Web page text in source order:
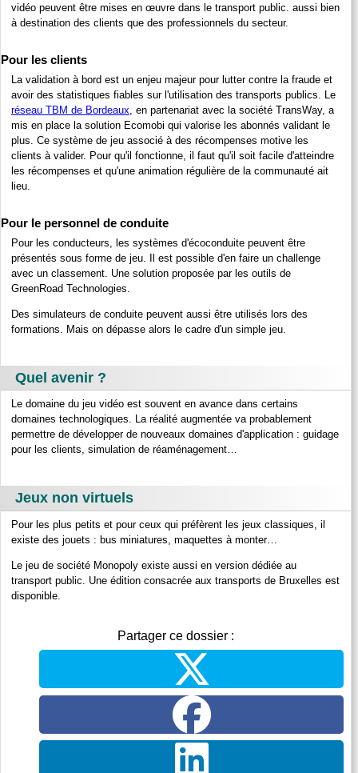
vidéo peuvent être mises en œuvre dans le transport public. aussi bien
à destination des clients que des professionnels du secteur.
Pour les clients
La validation à bord est un enjeu majeur pour lutter contre la fraude et
avoir des statistiques fiables sur l'utilisation des transports publics. Le
réseau TBM de Bordeaux , en partenariat avec la société TransWay, a
mis en place la solution Ecomobi qui valorise les abonnés validant le
plus. Ce système de jeu associé à des récompenses motive les
clients à valider. Pour qu'il fonctionne, il faut qu'il soit facile d'atteindre
les récompenses et qu'une animation régulière de la communauté ait
lieu.
Pour le personnel de conduite
Pour les conducteurs, les systèmes d'écoconduite peuvent être
présentés sous forme de jeu. Il est possible d'en faire un challenge
avec un classement. Une solution proposée par les outils de
GreenRoad Technologies.
Des simulateurs de conduite peuvent aussi être utilisés lors des
formations. Mais on dépasse alors le cadre d'un simple jeu.
Quel avenir ?
Le domaine du jeu vidéo est souvent en avance dans certains
domaines technologiques. La réalité augmentée va probablement
permettre de développer de nouveaux domaines d'application : guidage
pour les clients, simulation de réaménagement…
Jeux non virtuels
Pour les plus petits et pour ceux qui préfèrent les jeux classiques, il
existe des jouets : bus miniatures, maquettes à monter…
Le jeu de société Monopoly existe aussi en version dédiée au
transport public. Une édition consacrée aux transports de Bruxelles est
disponible.
Partager ce dossier :